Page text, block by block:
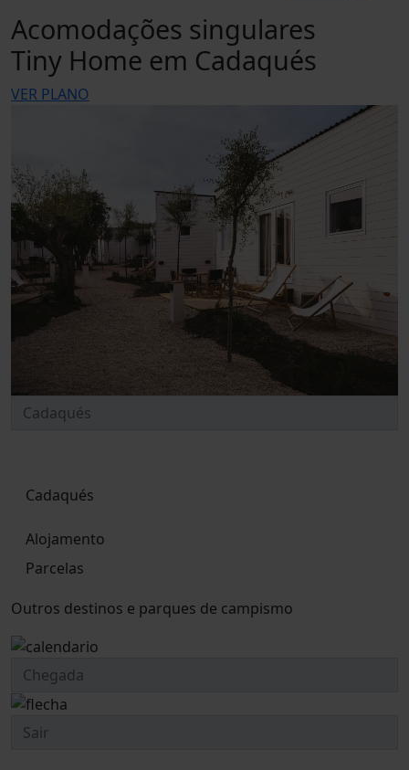
Acomodações singulares
Tiny Home em Cadaqués
VER PLANO
Cadaqués
Alojamento
Parcelas
Outros destinos e parques de campismo